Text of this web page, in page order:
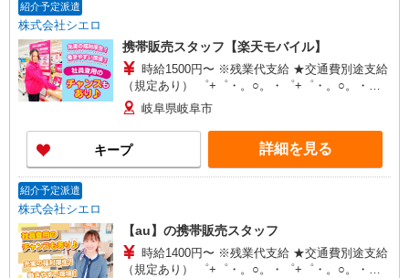
紹介予定派遣
株式会社シエロ
携帯販売スタッフ【楽天モバイル】
時給1500円〜 ※残業代支給 ★交通費別途支給
（規定あり） ゜+゜・。○。・゜+゜・。○。・゜
+゜ 入社祝い金10万円支給(規定有) お友達を紹介
頂くと, インセンティブ支給(規定有) ★月2回払
い・週払い可能（規程有）★ ゜・。○。・゜
+゜・。○。・゜+゜
岐阜県岐阜市
キープ 詳細を見る
紹介予定派遣
株式会社シエロ
【au】の携帯販売スタッフ
時給1400円〜 ※残業代支給 ★交通費別途支給
（規定あり） ゜+゜・。○。・゜+゜・。○。・゜